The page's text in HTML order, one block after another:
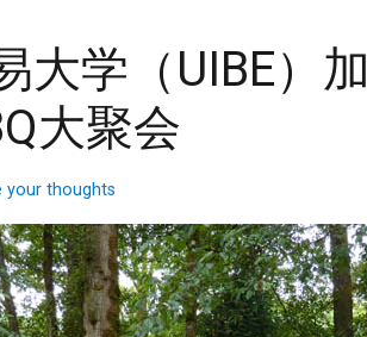
大学（UIBE）
大聚会
your thoughts